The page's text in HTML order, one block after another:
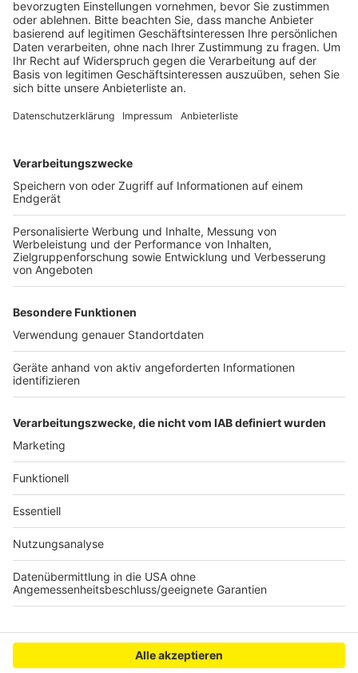
in den Griff zu bekommen. Die Gewinnerinnen und
Gewinner könnten eine Schule in Ghana unterstützen
und vielleicht sogar auch mit Schülerinnen und
Schülern dort freundschaftliche Verbindungen
knüpfen.
3. Bye Bye Plastic Bags
und hat erreicht, dass es auf Bali keine Plastiktüten
mehr gibt.Bye Bye Plastic Bagsist ein Junior Partner
von End Plastic Soup. Die Jugendlichen bauten aus
Plastikabfall Sperren gegen Plastikmüll in Bächen. Sie
produzierten ein Video, in dem sie zeigen, wie nur mit
Hilfe einer Schere aus einem alten T-Shirt eine
Einkaufstasche gebastelt werden kann. Und sie haben
eine Bildungsbroschüre erstellt, die Schülerinnen und
Preisgeld könnten weitere Hefte produziert und die
Verteilung auf andere Inseln in Indonesien
ausgeweitet werden.
Anzeige
Anzeige